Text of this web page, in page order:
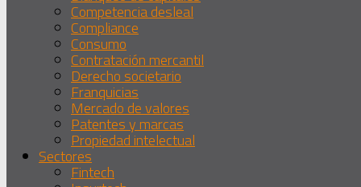
Competencia desleal
Compliance
Consumo
Contratación mercantil
Derecho societario
Franquicias
Mercado de valores
Patentes y marcas
Propiedad intelectual
Sectores
Fintech